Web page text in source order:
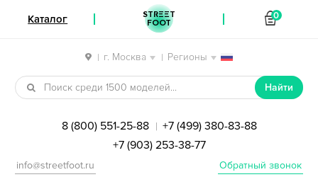
| г. Москва | Регионы
Перейти к навигации
Перейти к содержимому
Найти
8 (800) 551-25-88 | +7 (499) 380-83-88
+7 (903) 253-38-77
Обратный звонок
info@streetfoot.ru
Каталог STREET
FOOT
0